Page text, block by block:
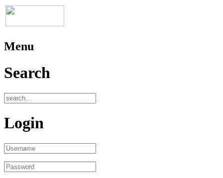
Menu
Search
Login